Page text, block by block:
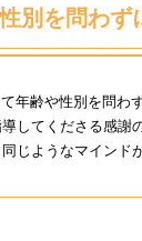
別を問わず
齢や性別を問
してくださる感
じようなマインド